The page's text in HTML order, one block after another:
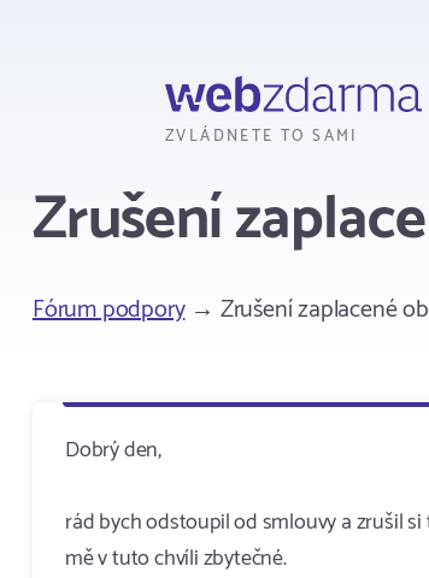
ZVLÁDNETE TO SAMI
Zrušení
Fórum podpory→ Zrušení zaplacené
Dobrý den,
rád bych odstoupil od smlouvy a zrušil
mě v tuto chvíli zbytečné.